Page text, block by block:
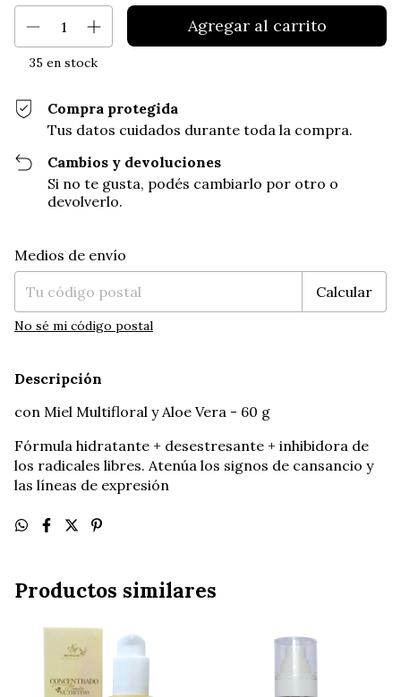
35 en stock
Compra protegida
Tus datos cuidados durante toda la compra.
Cambios y devoluciones
Si no te gusta, podés cambiarlo por otro o
devolverlo.
Entregas para el CP:
Medios de envío
Calcular
No sé mi código postal
Descripción
con Miel Multifloral y Aloe Vera - 60 g
Fórmula hidratante + desestresante + inhibidora de
los radicales libres. Atenúa los signos de cansancio y
las líneas de expresión
Productos similares